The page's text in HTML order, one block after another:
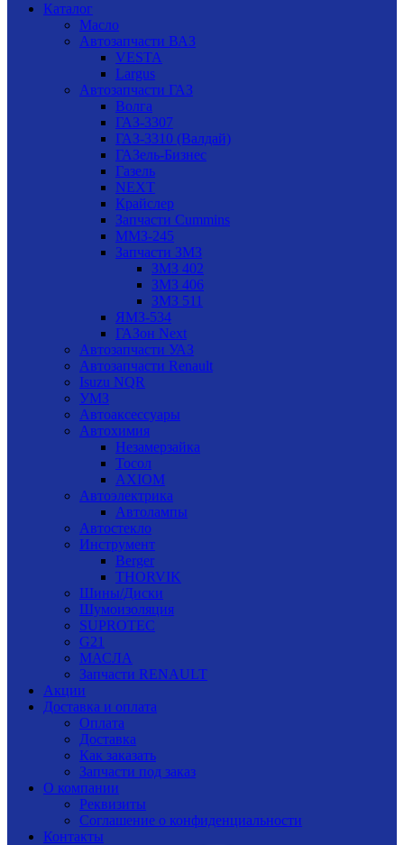
Каталог
Масло
Автозапчасти ВАЗ
VESTA
Largus
Автозапчасти ГАЗ
Волга
ГАЗ-3307
ГАЗ-3310 (Валдай)
ГАЗель-Бизнес
Газель
NEXT
Крайслер
Запчасти Cummins
ММЗ-245
Запчасти ЗМЗ
ЗМЗ 402
ЗМЗ 406
ЗМЗ 511
ЯМЗ-534
ГАЗон Next
Автозапчасти УАЗ
Автозапчасти Renault
Isuzu NQR
УМЗ
Автоаксессуары
Автохимия
Незамерзайка
Тосол
AXIOM
Автоэлектрика
Автолампы
Автостекло
Инструмент
Berger
THORVIK
Шины/Диски
Шумоизоляция
SUPROTEC
G21
МАСЛА
Запчасти RENAULT
Акции
Доставка и оплата
Оплата
Доставка
Как заказать
Запчасти под заказ
О компании
Реквизиты
Соглашение о конфиденциальности
Контакты